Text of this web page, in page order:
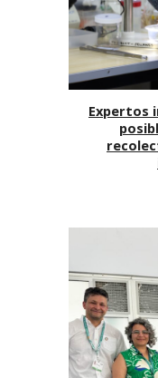
Expertos